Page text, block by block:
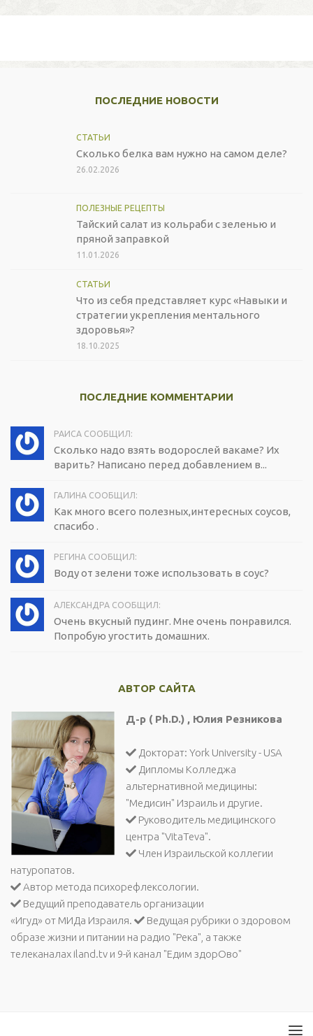
ПОСЛЕДНИЕ НОВОСТИ
СТАТЬИ
Сколько белка вам нужно на самом деле?
26.02.2026
ПОЛЕЗНЫЕ РЕЦЕПТЫ
Тайский салат из кольраби с зеленью и
пряной заправкой
11.01.2026
СТАТЬИ
Что из себя представляет курс «Навыки и
стратегии укрепления ментального
здоровья»?
18.10.2025
ПОСЛЕДНИЕ КОММЕНТАРИИ
РАИСА СООБЩИЛ:
Сколько надо взять водорослей вакаме? Их
варить? Написано перед добавлением в...
ГАЛИНА СООБЩИЛ:
Как много всего полезных,интересных соусов,
спасибо .
РЕГИНА СООБЩИЛ:
Воду от зелени тоже использовать в соус?
АЛЕКСАНДРА СООБЩИЛ:
Очень вкусный пудинг. Мне очень понравился.
Попробую угостить домашних.
АВТОР САЙТА
Д-р ( Ph.D.) , Юлия Резникова
Докторат: York University - USA
Дипломы Колледжа
альтернативной медицины:
"Медисин" Израиль и другие.
Руководитель медицинского
центра "VitaTeva".
Член Израильской коллегии
натуропатов.
Автор метода психорефлексологии.
Ведущий преподаватель организации
«Игуд» от МИДа Израиля.
Ведущая рубрики о здоровом
образе жизни и питании на радио "Река", а также
телеканалах iland.tv и 9-й канал "Едим здорОво"